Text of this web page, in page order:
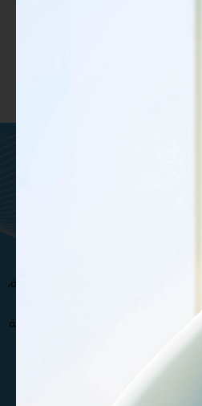
في موقعك - ​​إلى الأبد!
في موقعك - ​​إلى الأبد!
هي مؤسسة تقنيات
على المحتوى
المخصص .
المتخصصين و الدكاترة الأكثر خبرة،
الأفضل في صناعة و تطوير
مجموعة متنوعة من حقائب تدريبية
مختلف التخصصات
معنا